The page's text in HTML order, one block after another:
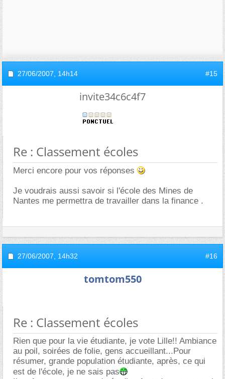
27/06/2007, 14h14 #15
invite34c6c4f7
Re : Classement écoles
Merci encore pour vos réponses
Je voudrais aussi savoir si l'école des Mines de
Nantes me permettra de travailler dans la finance .
27/06/2007, 14h32 #16
tomtom550
Re : Classement écoles
Rien que pour la vie étudiante, je vote Lille!! Ambiance
au poil, soirées de folie, gens accueillant...Pour
résumer, grande population étudiante, après, ce qui
est de l'école, je ne sais pas